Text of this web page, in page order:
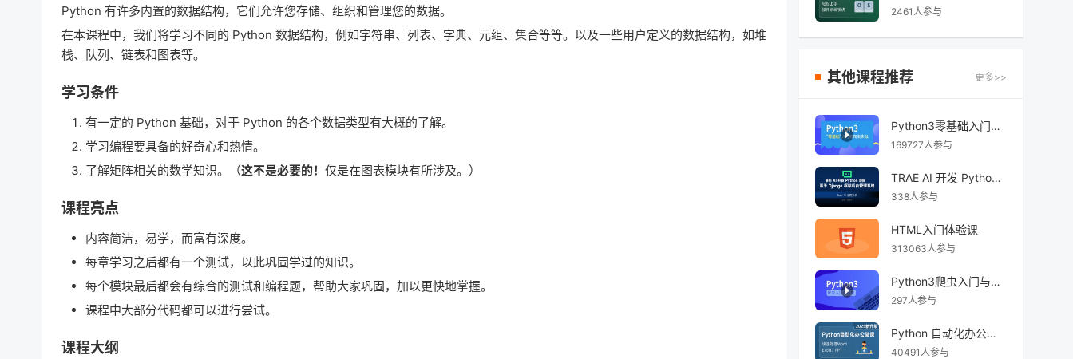
Python 有许多内置的数据结构，它们允许您存储、组织和管理您的数据。
在本课程中，我们将学习不同的 Python 数据结构，例如字符串、列表、字典、元组、集合等等。以及一些用户定义的数据结构，如堆
栈、队列、链表和图表等。
学习条件
有一定的 Python 基础，对于 Python 的各个数据类型有大概的了解。
学习编程要具备的好奇心和热情。
了解矩阵相关的数学知识。（这不是必要的！ 仅是在图表模块有所涉及。）
课程亮点
内容简洁，易学，而富有深度。
每章学习之后都有一个测试，以此巩固学过的知识。
每个模块最后都会有综合的测试和编程题，帮助大家巩固，加以更快地掌握。
课程中大部分代码都可以进行尝试。
课程大纲
2461人参与
其他课程推荐 更多>>
Python3零基础入门到爬虫实战
169727人参与
TRAE AI 开发 Python Django 后台管理系统
338人参与
HTML入门体验课
313063人参与
Python3爬虫入门与实践
297人参与
Python 自动化办公课程
40491人参与